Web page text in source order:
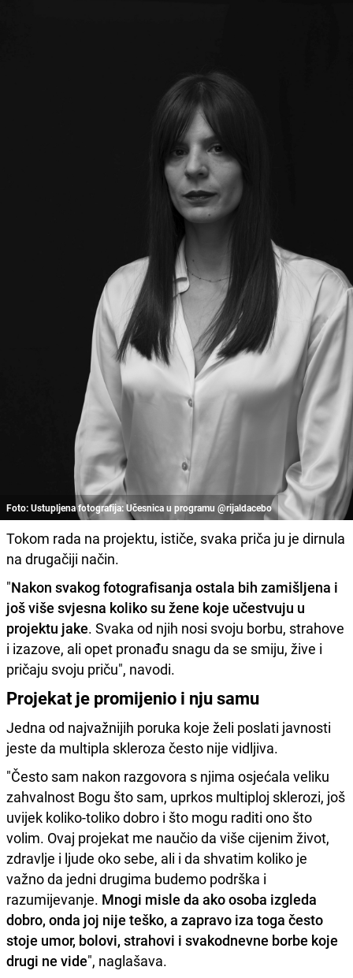
Foto: Ustupljena fotografija: Učesnica u programu @rijaldacebo
Tokom rada na projektu, ističe, svaka priča ju je dirnula
na drugačiji način.
"Nakon svakog fotografisanja ostala bih zamišljena i
još više svjesna koliko su žene koje učestvuju u
projektu jake. Svaka od njih nosi svoju borbu, strahove
i izazove, ali opet pronađu snagu da se smiju, žive i
pričaju svoju priču", navodi.
Projekat je promijenio i nju samu
Jedna od najvažnijih poruka koje želi poslati javnosti
jeste da multipla skleroza često nije vidljiva.
"Često sam nakon razgovora s njima osjećala veliku
zahvalnost Bogu što sam, uprkos multiploj sklerozi, još
uvijek koliko-toliko dobro i što mogu raditi ono što
volim. Ovaj projekat me naučio da više cijenim život,
zdravlje i ljude oko sebe, ali i da shvatim koliko je
važno da jedni drugima budemo podrška i
razumijevanje. Mnogi misle da ako osoba izgleda
dobro, onda joj nije teško, a zapravo iza toga često
stoje umor, bolovi, strahovi i svakodnevne borbe koje
drugi ne vide", naglašava.